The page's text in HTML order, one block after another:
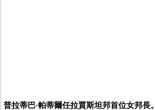
普拉蒂巴·帕蒂爾任拉賈斯坦邦首位女邦長。